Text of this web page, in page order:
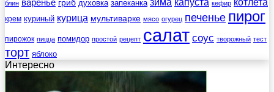
блин варенье гриб духовка запеканка капуста кефир
крем куриный курица мультиварке мясо огурец печенье пирог
пирожок пицца помидор простой рецепт салат соус творожный тест
торт яблоко
Интересно